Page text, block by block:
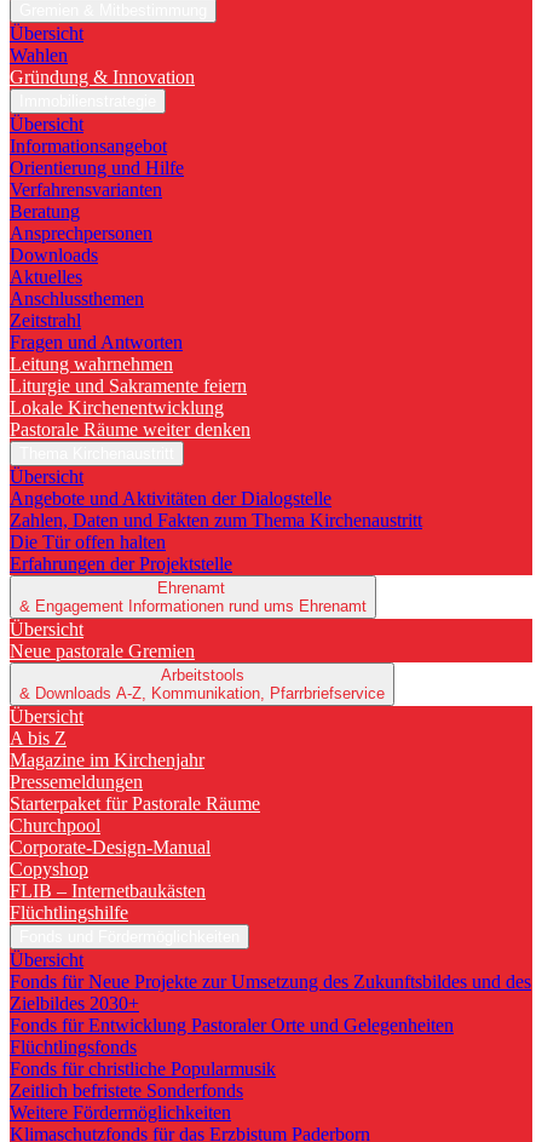
Übersicht
Wahlen
Gründung & Innovation
Übersicht
Informationsangebot
Orientierung und Hilfe
Verfahrensvarianten
Beratung
Ansprechpersonen
Downloads
Aktuelles
Anschlussthemen
Zeitstrahl
Fragen und Antworten
Leitung wahrnehmen
Liturgie und Sakramente feiern
Lokale Kirchenentwicklung
Pastorale Räume weiter denken
Übersicht
Angebote und Aktivitäten der Dialogstelle
Zahlen, Daten und Fakten zum Thema Kirchenaustritt
Die Tür offen halten
Erfahrungen der Projektstelle
Ehrenamt
& Engagement Informationen rund ums Ehrenamt
Übersicht
Neue pastorale Gremien
Arbeitstools
& Downloads A-Z, Kommunikation, Pfarrbriefservice
Übersicht
A bis Z
Magazine im Kirchenjahr
Pressemeldungen
Starterpaket für Pastorale Räume
Churchpool
Corporate-Design-Manual
Copyshop
FLIB – Internetbaukästen
Flüchtlingshilfe
Übersicht
Fonds für Neue Projekte zur Umsetzung des Zukunftsbildes und des
Zielbildes 2030+
Fonds für Entwicklung Pastoraler Orte und Gelegenheiten
Flüchtlingsfonds
Fonds für christliche Popularmusik
Zeitlich befristete Sonderfonds
Weitere Fördermöglichkeiten
Klimaschutzfonds für das Erzbistum Paderborn